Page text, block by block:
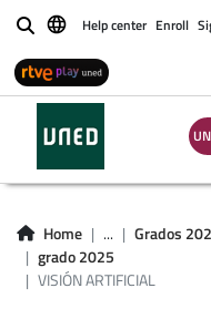
BuscarHelp center Enroll
Home ...
Grados
grado 2025
VISIÓN ARTIFICIAL